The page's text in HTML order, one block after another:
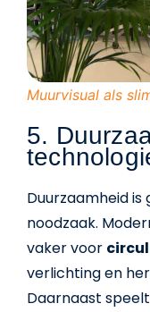
Muurvisual als
5.
Duurzaamheid
noodzaak.
vaker voor
verlichting en
Daarnaast